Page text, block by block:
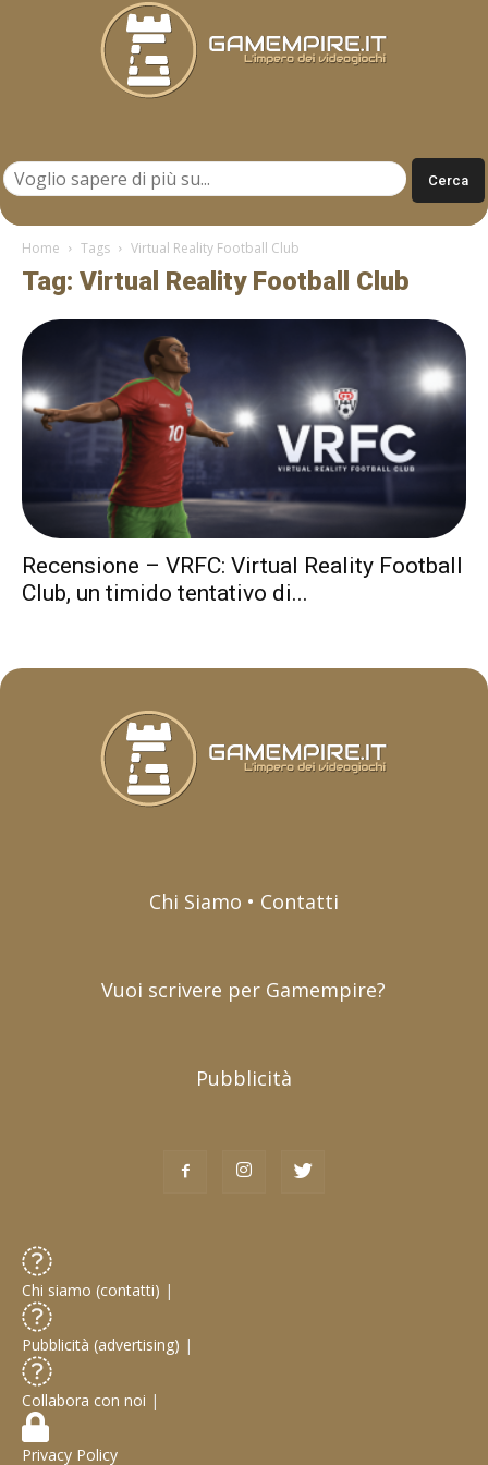
Home Tags Virtual Reality Football Club
Tag: Virtual Reality Football Club
Recensione – VRFC: Virtual Reality Football
Club, un timido tentativo di...
Chi Siamo • Contatti
Vuoi scrivere per Gamempire?
Pubblicità
Chi siamo (contatti) |
Pubblicità (advertising) |
Collabora con noi |
Privacy Policy